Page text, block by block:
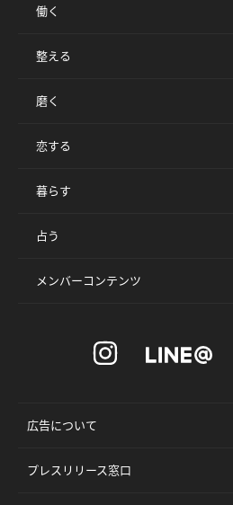
働く
整える
磨く
恋する
暮らす
占う
メンバーコンテンツ
広告について
プレスリリース窓口